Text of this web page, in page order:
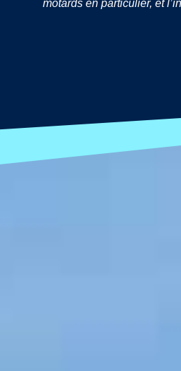
motards en particulier, et